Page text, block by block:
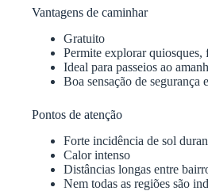
Vantagens de caminhar
Gratuito
Permite explorar quiosques,
Ideal para passeios ao
Boa sensação de segurança
Pontos de atenção
Forte incidência de sol
Calor intenso
Distâncias longas entre
Nem todas as regiões são